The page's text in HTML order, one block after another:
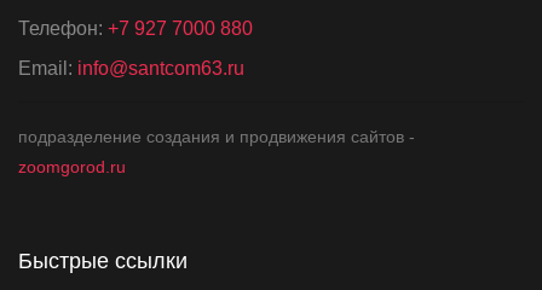
Телефон: +7 927 7000 880
Email: info@santcom63.ru
подразделение создания и продвижения сайтов -
zoomgorod.ru
Быстрые ссылки